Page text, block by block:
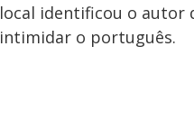
local identificou o autor
intimidar o português.